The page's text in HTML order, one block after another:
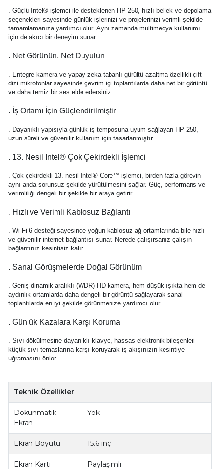
. Güçlü Intel® işlemci ile desteklenen HP 250, hızlı bellek ve depolama
seçenekleri sayesinde günlük işlerinizi ve projelerinizi verimli şekilde
tamamlamanıza yardımcı olur. Aynı zamanda multimedya kullanımı
için de akıcı bir deneyim sunar.
. Net Görünün, Net Duyulun
. Entegre kamera ve yapay zeka tabanlı gürültü azaltma özellikli çift
dizi mikrofonlar sayesinde çevrim içi toplantılarda daha net bir görüntü
ve daha temiz bir ses elde edersiniz.
. İş Ortamı İçin Güçlendirilmiştir
. Dayanıklı yapısıyla günlük iş temposuna uyum sağlayan HP 250,
uzun süreli ve güvenilir kullanım için tasarlanmıştır.
. 13. Nesil Intel® Çok Çekirdekli İşlemci
. Çok çekirdekli 13. nesil Intel® Core™ işlemci, birden fazla görevin
aynı anda sorunsuz şekilde yürütülmesini sağlar. Güç, performans ve
verimliliği dengeli bir şekilde bir araya getirir.
Hızlı ve Verimli Kablosuz Bağlantı
. Wi-Fi 6 desteği sayesinde yoğun kablosuz ağ ortamlarında bile hızlı
ve güvenilir internet bağlantısı sunar. Nerede çalışırsanız çalışın
bağlantınız kesintisiz kalır.
. Sanal Görüşmelerde Doğal Görünüm
. Geniş dinamik aralıklı (WDR) HD kamera, hem düşük ışıkta hem de
aydınlık ortamlarda daha dengeli bir görüntü sağlayarak sanal
toplantılarda en iyi şekilde görünmenize yardımcı olur.
. Günlük Kazalara Karşı Koruma
. Sıvı dökülmesine dayanıklı klavye, hassas elektronik bileşenleri
küçük sıvı temaslarına karşı koruyarak iş akışınızın kesintiye
uğramasını önler.
Teknik Özellikler
Dokunmatik
Ekran
Yok
Ekran Boyutu 15.6 inç
Ekran Kartı Paylaşımlı